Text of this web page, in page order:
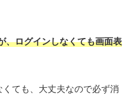
、ログインしなくても画面表
ても、大丈夫なので必ず消